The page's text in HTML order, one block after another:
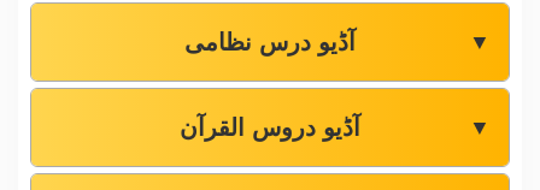
آڈیو درس نظامی ▼
آڈیو دروس القرآن ▼